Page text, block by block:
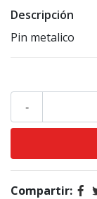
Descripción
Pin metalico
-
Compartir: